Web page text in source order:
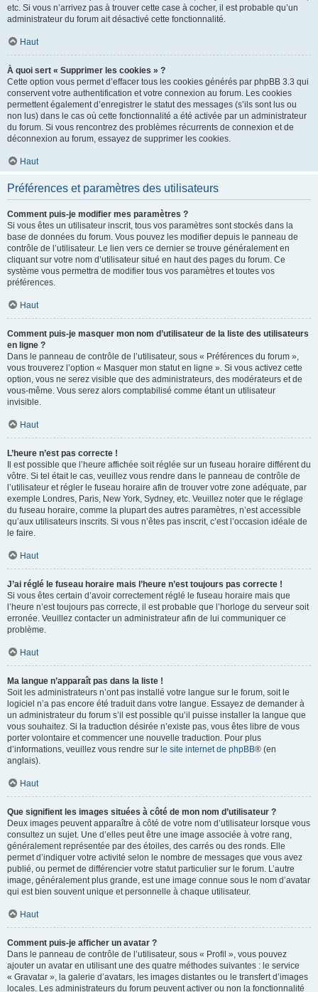
etc. Si vous n’arrivez pas à trouver cette case à cocher, il est probable qu’un
administrateur du forum ait désactivé cette fonctionnalité.
Haut
À quoi sert « Supprimer les cookies » ?
Cette option vous permet d’effacer tous les cookies générés par phpBB 3.3 qui
conservent votre authentification et votre connexion au forum. Les cookies
permettent également d’enregistrer le statut des messages (s’ils sont lus ou
non lus) dans le cas où cette fonctionnalité a été activée par un administrateur
du forum. Si vous rencontrez des problèmes récurrents de connexion et de
déconnexion au forum, essayez de supprimer les cookies.
Haut
Préférences et paramètres des utilisateurs
Comment puis-je modifier mes paramètres ?
Si vous êtes un utilisateur inscrit, tous vos paramètres sont stockés dans la
base de données du forum. Vous pouvez les modifier depuis le panneau de
contrôle de l’utilisateur. Le lien vers ce dernier se trouve généralement en
cliquant sur votre nom d’utilisateur situé en haut des pages du forum. Ce
système vous permettra de modifier tous vos paramètres et toutes vos
préférences.
Haut
Comment puis-je masquer mon nom d’utilisateur de la liste des utilisateurs
en ligne ?
Dans le panneau de contrôle de l’utilisateur, sous « Préférences du forum »,
vous trouverez l’option « Masquer mon statut en ligne ». Si vous activez cette
option, vous ne serez visible que des administrateurs, des modérateurs et de
vous-même. Vous serez alors comptabilisé comme étant un utilisateur
invisible.
Haut
L’heure n’est pas correcte !
Il est possible que l’heure affichée soit réglée sur un fuseau horaire différent du
vôtre. Si tel était le cas, veuillez vous rendre dans le panneau de contrôle de
l’utilisateur et régler le fuseau horaire afin de trouver votre zone adéquate, par
exemple Londres, Paris, New York, Sydney, etc. Veuillez noter que le réglage
du fuseau horaire, comme la plupart des autres paramètres, n’est accessible
qu’aux utilisateurs inscrits. Si vous n’êtes pas inscrit, c’est l’occasion idéale de
le faire.
Haut
J’ai réglé le fuseau horaire mais l’heure n’est toujours pas correcte !
Si vous êtes certain d’avoir correctement réglé le fuseau horaire mais que
l’heure n’est toujours pas correcte, il est probable que l’horloge du serveur soit
erronée. Veuillez contacter un administrateur afin de lui communiquer ce
problème.
Haut
Ma langue n’apparaît pas dans la liste !
Soit les administrateurs n’ont pas installé votre langue sur le forum, soit le
logiciel n’a pas encore été traduit dans votre langue. Essayez de demander à
un administrateur du forum s’il est possible qu’il puisse installer la langue que
vous souhaitez. Si la traduction désirée n’existe pas, vous êtes libre de vous
porter volontaire et commencer une nouvelle traduction. Pour plus
d’informations, veuillez vous rendre sur le site internet de phpBB® (en
anglais).
Haut
Que signifient les images situées à côté de mon nom d’utilisateur ?
Deux images peuvent apparaître à côté de votre nom d’utilisateur lorsque vous
consultez un sujet. Une d’elles peut être une image associée à votre rang,
généralement représentée par des étoiles, des carrés ou des ronds. Elle
permet d’indiquer votre activité selon le nombre de messages que vous avez
publié, ou permet de différencier votre statut particulier sur le forum. L’autre
image, généralement plus grande, est une image connue sous le nom d’avatar
qui est bien souvent unique et personnelle à chaque utilisateur.
Haut
Comment puis-je afficher un avatar ?
Dans le panneau de contrôle de l’utilisateur, sous « Profil », vous pouvez
ajouter un avatar en utilisant une des quatre méthodes suivantes : le service
« Gravatar », la galerie d’avatars, les images distantes ou le transfert d’images
locales. Les administrateurs du forum peuvent activer ou non la fonctionnalité